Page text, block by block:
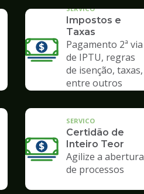
SERVICO
Impostos e
Taxas
Pagamento 2ª via
de IPTU, regras
de isenção, taxas,
entre outros
SERVICO
Certidão de
Inteiro Teor
Agilize a abertura
de processos